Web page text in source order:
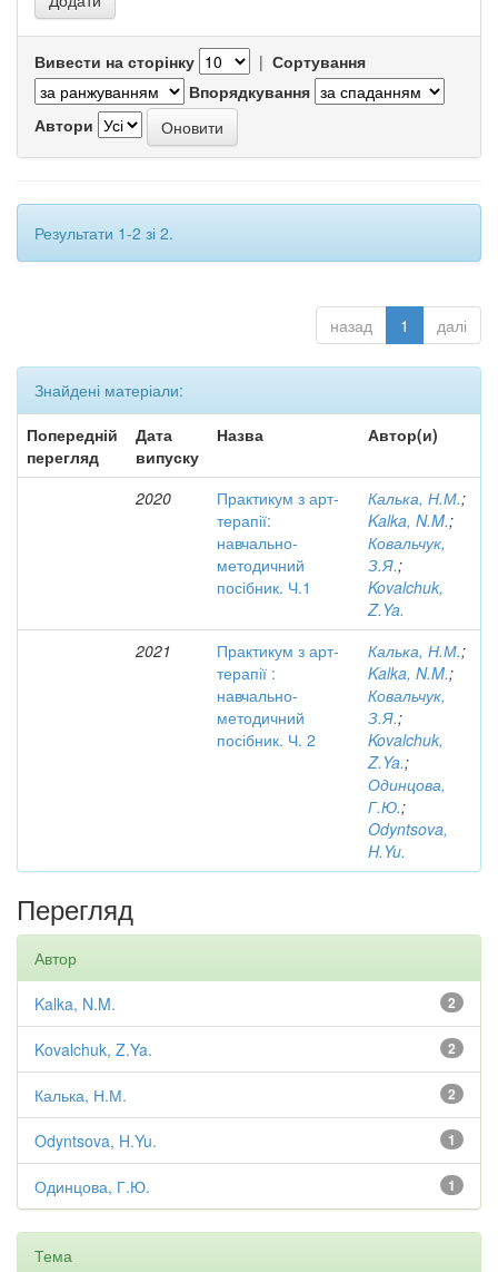
Вивести на сторінку | Сортування
Впорядкування
Автори
Результати 1-2 зі 2.
назад 1 далі
Знайдені матеріали:
Попередній
перегляд
Дата
випуску
Назва Автор(и)
2020
Практикум з арт-
терапії:
навчально-
методичний
посібник. Ч.1
Калька, Н.М.;
Kalka, N.M.;
Ковальчук,
З.Я.;
Kovalchuk,
Z.Ya.
2021
Практикум з арт-
терапії :
навчально-
методичний
посібник. Ч. 2
Калька, Н.М.;
Kalka, N.M.;
Ковальчук,
З.Я.;
Kovalchuk,
Z.Ya.;
Одинцова,
Г.Ю.;
Odyntsova,
H.Yu.
Перегляд
Автор
2
Kalka, N.M.
2
Kovalchuk, Z.Ya.
2
Калька, Н.М.
1
Odyntsova, H.Yu.
1
Одинцова, Г.Ю.
Тема